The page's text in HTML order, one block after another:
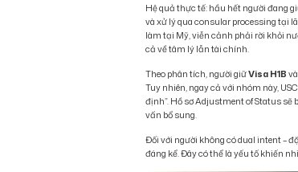
Hệ quả thực tế: hầu hết người đang
và xử lý qua consular processing tại
làm tại Mỹ, viễn cảnh phải rời khỏi
cả về tâm lý lẫn tài chính.
Theo phân tích, người giữVisa H1B
Tuy nhiên, ngay cả với nhóm này,
định”. Hồ sơ Adjustment of Status sẽ
vấn bổ sung.
Đối với người không có dual intent –
đáng kể. Đây có thể là yếu tố khiến